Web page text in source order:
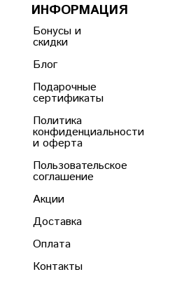
ИНФОРМАЦИЯ
Бонусы и
скидки
Блог
Подарочные
сертификаты
Политика
конфиденциальности
и оферта
Пользовательское
соглашение
Акции
Доставка
Оплата
Контакты